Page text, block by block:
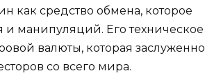
как средство обмена, которое
и манипуляций.​ Его техническое
валюты, котoрaя заслуженно
со всего мира.​